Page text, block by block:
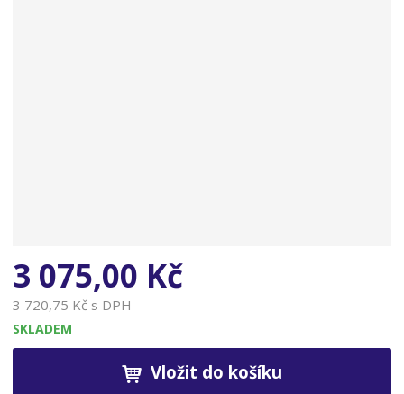
3 075,00 Kč
3 720,75 Kč s DPH
SKLADEM
Vložit do košíku